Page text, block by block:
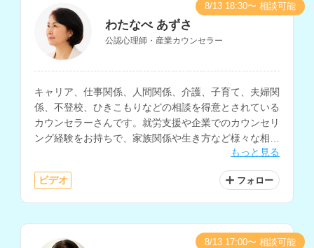
わたなべ あずさ
公認心理師・産業カウンセラー
キャリア、仕事関係、人間関係、介護、子育て、夫婦関
係、不登校、ひきこもりなどの相談を得意とされている
カウンセラーさんです。就労支援や企業でのカウンセリ
ング経験をお持ちで、家族関係や生き方など様々な相談
もっと見る
ビデオ フォロー
8/13 18:30〜 相談可能
8/13 17:00〜 相談可能